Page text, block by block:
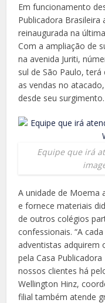
Em funcionamento
Publicadora
reinaugurada na
Com a ampliação de
na avenida Juriti,
sul de São Paulo,
as vendas no
desde seu surgimento.
Equipe que irá
A unidade de Moema
e fornece materiais
de outros colégios
confessionais. “A
adventistas adquirem
pela Casa
nossos clientes há
Wellington Hinz,
filial também atende